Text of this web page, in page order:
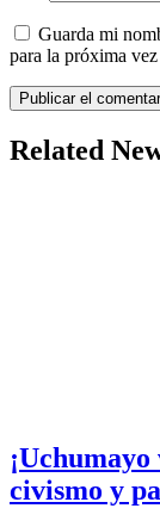
Guarda mi
para la próxima
Related
civismo y